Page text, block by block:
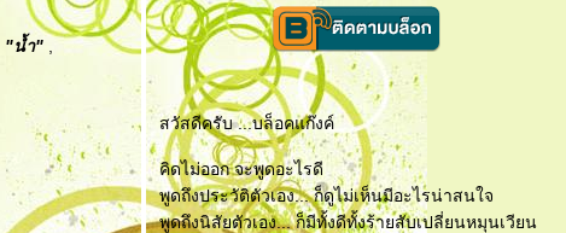
"น้ำ"
สวัสดีครับ ...บล็อคแก๊งค์
คิดไม่ออก จะพูดอะไรดี
พูดถึงประวัติตัวเอง... ก็ดูไม่เห็นมีอะไรน่าสนใจ
พูดถึงนิสัยตัวเอง... ก็มีทั้งดีทั้งร้ายสับเปลี่ยนหมุนเวียน